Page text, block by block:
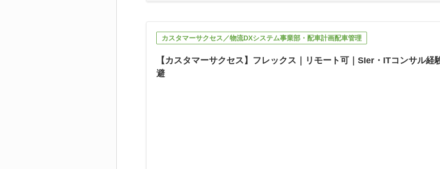
カスタマーサクセス／物流DXシステム事業部・配車計画配車管理
【カスタマーサクセス】フレックス｜リモート可｜SIer・ITコンサル
避